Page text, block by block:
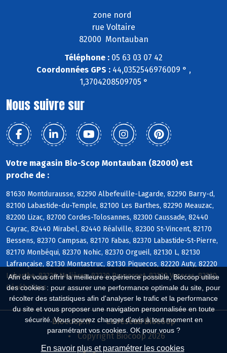
Afin de vous offrir la meilleure expérience possible, Biocoop utilise
des cookies : pour assurer une performance optimale du site, pour
récolter des statistiques afin d'analyser le trafic et la performance
du site et vous proposer une navigation personnalisée en toute
sécurité. Vous pouvez changer d'avis à tout moment en
paramétrant vos cookies. OK pour vous ?
En savoir plus et paramétrer les cookies
zone nord
rue Voltaire
82000 Montauban
Téléphone : 05 63 03 07 42
Coordonnées GPS :44,0352546976009 ° ,
1,3704208509705 °
Nous suivre sur
Votre magasin Bio-Scop Montauban (82000) est
proche de :
81630 Montdurausse, 82290 Albefeuille-Lagarde, 82290 Barry-d,
82100 Labastide-du-Temple, 82100 Les Barthes, 82290 Meauzac,
82200 Lizac, 82700 Cordes-Tolosannes, 82300 Caussade, 82440
Cayrac, 82440 Mirabel, 82440 Réalville, 82300 St-Vincent, 82170
Bessens, 82370 Campsas, 82170 Fabas, 82370 Labastide-St-Pierre,
82170 Monbéqui, 82370 Nohic, 82370 Orgueil, 82130 L, 82130
Lafrançaise, 82130 Montastruc, 82130 Piquecos, 82220 Auty, 82220
Labarthe, 82220 Molières, 82220 Puycornet, 82220 Vazerac, 82230
Génébrières
Biocoop.fr
Le réseau Biocoop
Copyright Biocoop 2026